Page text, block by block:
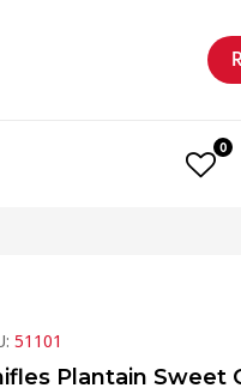
0
51101
Plantain Sweet